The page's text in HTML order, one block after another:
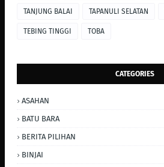
TANJUNG BALAI TAPANULI SELATAN
TEBING TINGGI TOBA
CATEGORIES
ASAHAN
BATU BARA
BERITA PILIHAN
BINJAI